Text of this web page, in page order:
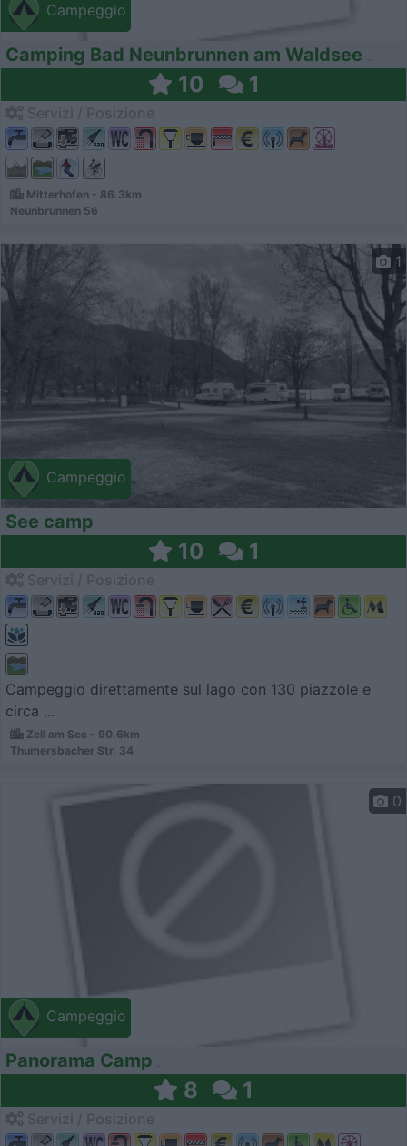
Campeggio
Camping Bad Neunbrunnen am Waldsee
10 1
Mitterhofen - 86.3km
Neunbrunnen 56
Campeggio
1
See camp
10 1
Campeggio direttamente sul lago con 130 piazzole e
circa ...
Zell am See - 90.6km
Thumersbacher Str. 34
Campeggio
0
Panorama Camp
8 1